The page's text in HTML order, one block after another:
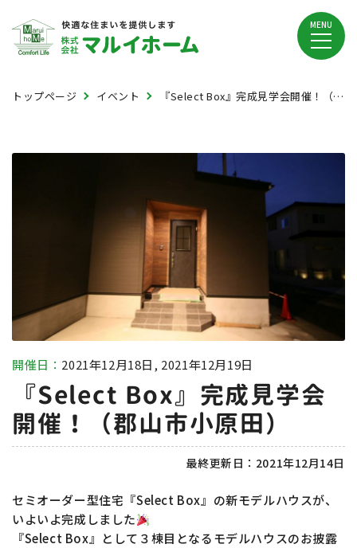
MENU
トップページ イベント 『Select Box』完成見学会開催！（郡山市小原田）
『Select Box』完成見学会
開催！（郡山市小原田）
開催日： 2021年12月18日, 2021年12月19日
最終更新日： 2021年12月14日
セミオーダー型住宅『Select Box』の新モデルハウスが、
いよいよ完成しました
『Select Box』として３棟目となるモデルハウスのお披露